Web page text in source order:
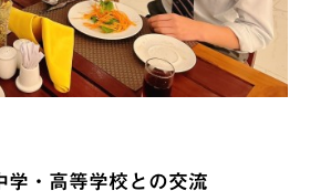
・高等学校との交流